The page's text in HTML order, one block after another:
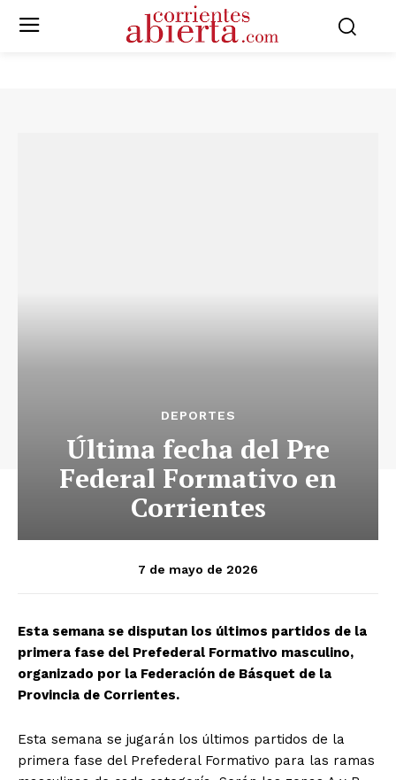
DEPORTES
Última fecha del Pre
Federal Formativo en
Corrientes
7 de mayo de 2026
Esta semana se disputan los últimos partidos de la
primera fase del Prefederal Formativo masculino,
organizado por la Federación de Básquet de la
Provincia de Corrientes.
Esta semana se jugarán los últimos partidos de la
primera fase del Prefederal Formativo para las ramas